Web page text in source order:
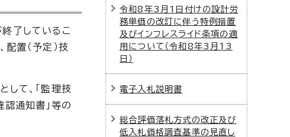
了しているこ
置（予定）技
て、「監理技
認通知書」等の
令和8年3月1日付けの設計労
務単価の改訂に伴う特例措置
及びインフレスライド条項の適
用について（令和8年3月13
日）
電子入札説明書
総合評価落札方式の改正及び
低入札価格調査基準の見直し